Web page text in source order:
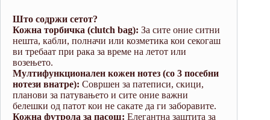
Што содржи сетот?
Кожна торбичка (clutch bag): За сите оние ситни
нешта, кабли, полначи или козметика кои секогаш
ви требаат при рака за време на летот или
возењето.
Мултифункционален кожен нотез (со 3 посебни
нотези внатре): Совршен за патеписи, скици,
планови за патувањето и сите оние важни
белешки од патот кои не сакате да ги заборавите.
Кожна футрола за пасош: Елегантна заштита за